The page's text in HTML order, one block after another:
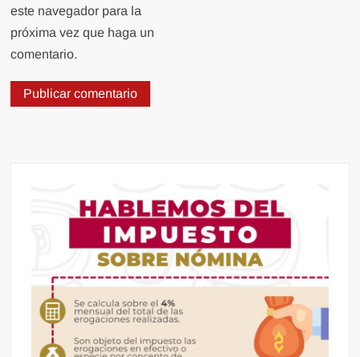
este navegador para la
próxima vez que haga un
comentario.